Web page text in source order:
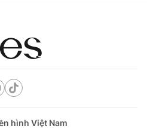
hình Việt Nam